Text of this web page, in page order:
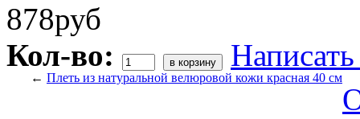
878руб
Кол-во:
← Плеть из натуральной велюровой кожи красная 40 см